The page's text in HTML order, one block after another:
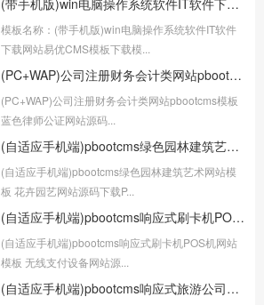
(带手机版)win电脑操作系统软件IT软件下载网站易优CMS模板下载
模板名称：(带手机版)win电脑操作系统软件IT软件
下载网站易优CMS模板下载模...
(PC+WAP)公司注册财务会计类网站pbootcms模板 蓝色律师公证网站源码下载
(PC+WAP)公司注册财务会计类网站pbootcms模板
蓝色律师公证网站源码...
(自适应手机端)pbootcms绿色园林建筑艺术网站模板 花卉园艺网站源码下载
(自适应手机端)pbootcms绿色园林建筑艺术网站模
板 花卉园艺网站源码下载P...
(自适应手机端)pbootcms响应式刷卡机POS机网站模板 无线支付设备网站源码
(自适应手机端)pbootcms响应式刷卡机POS机网站
模板 无线支付设备网站源...
(自适应手机端)pbootcms响应式旅游公司网站模板 蓝色宽屏旅行社网站源码下载